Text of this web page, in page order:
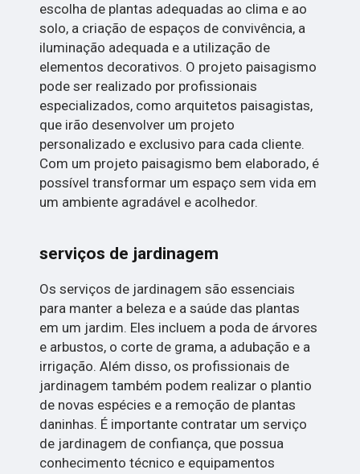
escolha de plantas adequadas ao clima e ao
solo, a criação de espaços de convivência, a
iluminação adequada e a utilização de
elementos decorativos. O projeto paisagismo
pode ser realizado por profissionais
especializados, como arquitetos paisagistas,
que irão desenvolver um projeto
personalizado e exclusivo para cada cliente.
Com um projeto paisagismo bem elaborado, é
possível transformar um espaço sem vida em
um ambiente agradável e acolhedor.
serviços de jardinagem
Os serviços de jardinagem são essenciais
para manter a beleza e a saúde das plantas
em um jardim. Eles incluem a poda de árvores
e arbustos, o corte de grama, a adubação e a
irrigação. Além disso, os profissionais de
jardinagem também podem realizar o plantio
de novas espécies e a remoção de plantas
daninhas. É importante contratar um serviço
de jardinagem de confiança, que possua
conhecimento técnico e equipamentos